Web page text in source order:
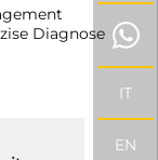
IT
EN
Diagnose